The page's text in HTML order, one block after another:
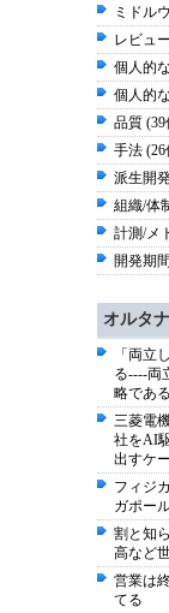
ミドル
レビュ
個人的
個人的
品質 (39
手法 (26
派生開
組織/体
計測/メ
開発期
オルタ
「両立
る----両
略である
三菱電
社をAI
出すケ
フィジ
ガポー
割と知
高など
営業は
てる